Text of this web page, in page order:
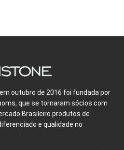
outubro de 2016 foi fundada por
que se tornaram sócios com
Brasileiro produtos de
e qualidade no